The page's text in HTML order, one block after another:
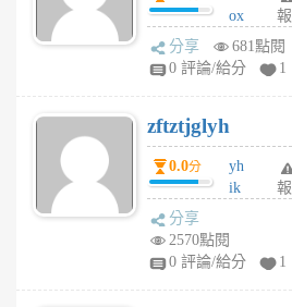
前
ox
rh
pe
月
前
報
分享
681點閱
0 評論/給分
1
zftztjglyh
0.0分
yh
ik
tu
報
分享
2570點閱
0 評論/給分
1